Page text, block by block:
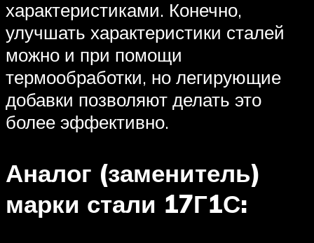
характеристиками. Конечно,
улучшать характеристики сталей
можно и при помощи
термообработки, но легирующие
добавки позволяют делать это
более эффективно.
Аналог (заменитель)
марки стали 17Г1С: